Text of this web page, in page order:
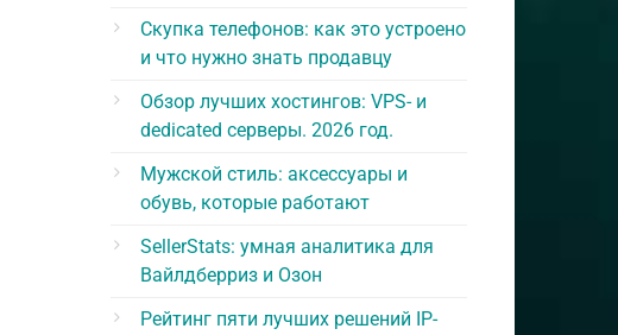
Скупка телефонов: как это устроено
и что нужно знать продавцу
Обзор лучших хостингов: VPS- и
dedicated серверы. 2026 год.
Мужской стиль: аксессуары и
обувь, которые работают
SellerStats: умная аналитика для
Вайлдберриз и Озон
Рейтинг пяти лучших решений IP-